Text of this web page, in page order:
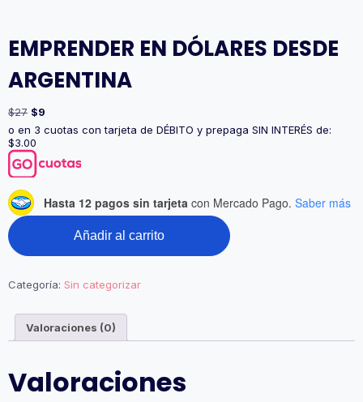
EMPRENDER EN DÓLARES DESDE
ARGENTINA
$27 $9
o en 3 cuotas con tarjeta de DÉBITO y prepaga SIN INTERÉS de:
$3.00
Hasta 12 pagos sin tarjeta con Mercado Pago. Saber más
Añadir al carrito
Categoría: Sin categorizar
Valoraciones (0)
Valoraciones